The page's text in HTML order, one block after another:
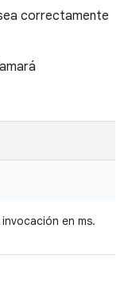
correctamente
en ms.